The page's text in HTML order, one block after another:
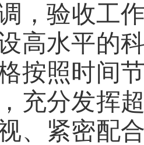
，验收工
高水平的
按照时间
充分发挥
、紧密配